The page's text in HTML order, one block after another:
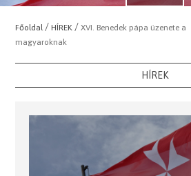
Főoldal /HÍREK /XVI. Benedek pápa üzenete a
magyaroknak
HÍREK